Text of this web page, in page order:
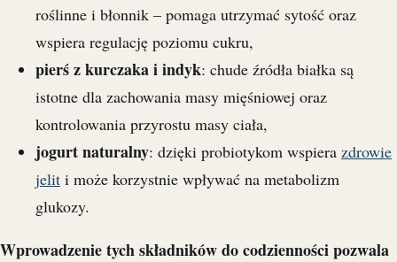
roślinne i błonnik – pomaga utrzymać sytość oraz
wspiera regulację poziomu cukru,
pierś z kurczaka i indyk: chude źródła białka są
istotne dla zachowania masy mięśniowej oraz
kontrolowania przyrostu masy ciała,
jogurt naturalny: dzięki probiotykom wspiera zdrowie
jelit i może korzystnie wpływać na metabolizm
glukozy.
Wprowadzenie tych składników do codzienności pozwala